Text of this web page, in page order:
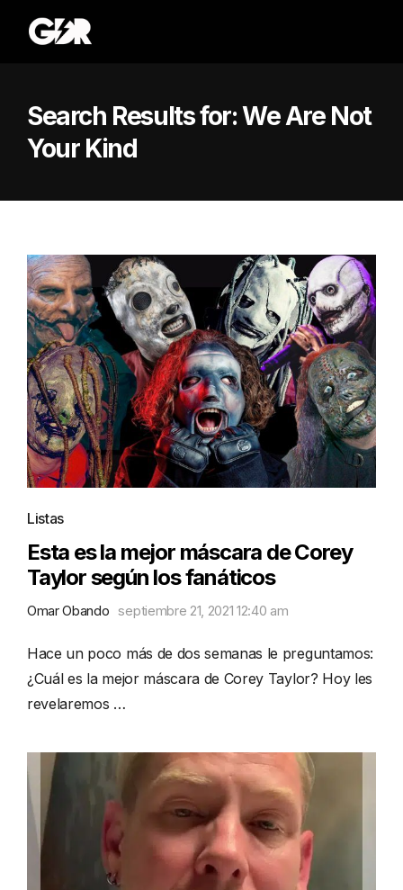
Search Results for:We Are Not
Your Kind
Listas
Esta es la mejor máscara de Corey
Taylor según los fanáticos
Omar Obando septiembre 21, 2021 12:40 am
Hace un poco más de dos semanas le preguntamos:
¿Cuál es la mejor máscara de Corey Taylor? Hoy les
revelaremos …